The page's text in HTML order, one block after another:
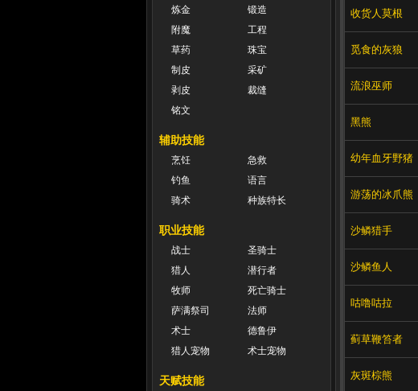
炼金
锻造
附魔
工程
草药
珠宝
制皮
采矿
剥皮
裁缝
铭文
辅助技能
烹饪
急救
钓鱼
语言
骑术
种族特长
职业技能
战士
圣骑士
猎人
潜行者
牧师
死亡骑士
萨满祭司
法师
术士
德鲁伊
猎人宠物
术士宠物
天赋技能
收货人莫根
觅食的灰狼
流浪巫师
黑熊
幼年血牙野猪
游荡的冰爪熊
沙鳞猎手
沙鳞鱼人
咕噜咕拉
蓟草鞭笞者
灰斑棕熊